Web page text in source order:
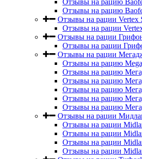
Отзывы на рацию
Отзывы на рацию
Отзывы на рации Vertex
Отзывы на рации
Отзывы на рации
Отзывы на рации
Отзывы на рации
Отзывы на рацию
Отзывы на рацию
Отзывы на рацию
Отзывы на рацию
Отзывы на рацию
Отзывы на рацию
Отзывы на рации
Отзывы на рации
Отзывы на рации
Отзывы на рации
Отзывы на рации